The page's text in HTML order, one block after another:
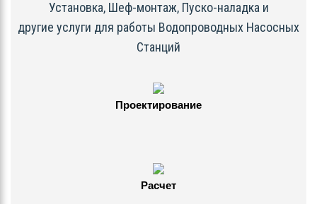
Установка, Шеф-монтаж, Пуско-наладка и
другие услуги для работы Водопроводных Насосных
Станций
Проектирование
Расчет